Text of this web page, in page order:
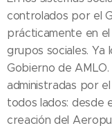
controlados por el
prácticamente en
grupos sociales. Ya
Gobierno de
administradas por
todos lados: desde
creación del